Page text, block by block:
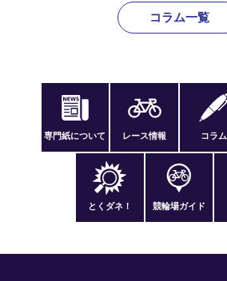
コラム一覧
専門紙について レース情報 コラム
とくダネ！ 競輪場ガイド